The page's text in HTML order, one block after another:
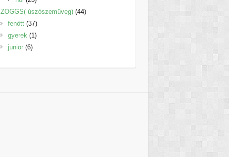
termék
ZOGGS( úszószemüveg) 4444
fenőtt 3737
termék
gyerek 11
junior 66